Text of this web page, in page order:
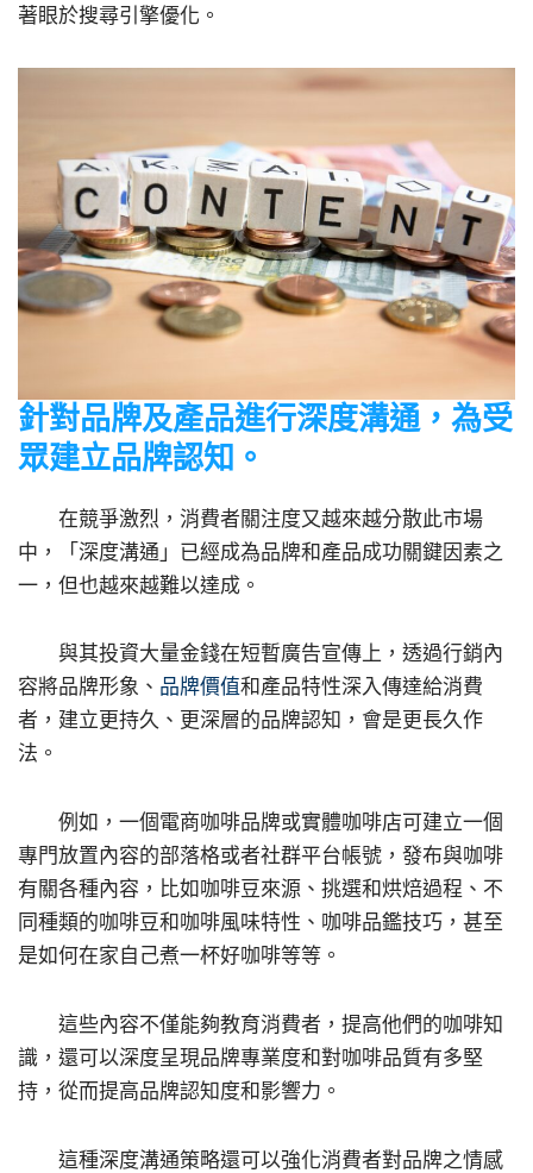
著眼於搜尋引擎優化。
針對品牌及產品進行深度溝通，為受
眾建立品牌認知。
在競爭激烈，消費者關注度又越來越分散此市場
中，「深度溝通」已經成為品牌和產品成功關鍵因素之
一，但也越來越難以達成。
與其投資大量金錢在短暫廣告宣傳上，透過行銷內
容將品牌形象、 品牌價值和產品特性深入傳達給消費
者，建立更持久、更深層的品牌認知，會是更長久作
法。
例如，一個電商咖啡品牌或實體咖啡店可建立一個
專門放置內容的部落格或者社群平台帳號，發布與咖啡
有關各種內容，比如咖啡豆來源、挑選和烘焙過程、不
同種類的咖啡豆和咖啡風味特性、咖啡品鑑技巧，甚至
是如何在家自己煮一杯好咖啡等等。
這些內容不僅能夠教育消費者，提高他們的咖啡知
識，還可以深度呈現品牌專業度和對咖啡品質有多堅
持，從而提高品牌認知度和影響力。
這種深度溝通策略還可以強化消費者對品牌之情感